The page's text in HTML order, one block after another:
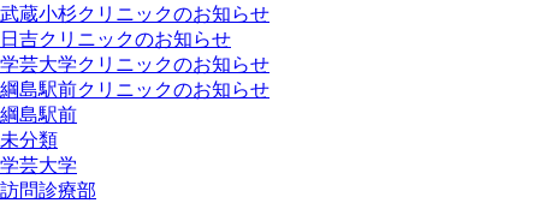
武蔵小杉クリニックのお知らせ
日吉クリニックのお知らせ
学芸大学クリニックのお知らせ
綱島駅前クリニックのお知らせ
綱島駅前
未分類
学芸大学
訪問診療部